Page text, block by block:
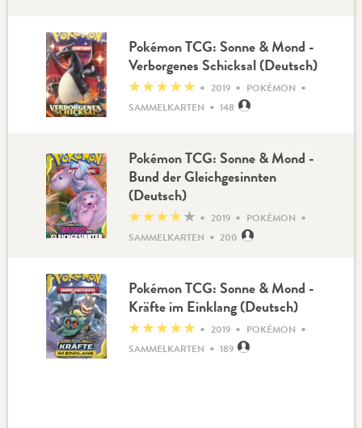
Pokémon TCG: Sonne & Mond -
Verborgenes Schicksal (Deutsch)
★★★★★ • 2019 • POKÉMON •
SAMMELKARTEN • 148
Pokémon TCG: Sonne & Mond -
Bund der Gleichgesinnten
(Deutsch)
★★★★★ • 2019 • POKÉMON •
SAMMELKARTEN • 200
Pokémon TCG: Sonne & Mond -
Kräfte im Einklang (Deutsch)
★★★★★ • 2019 • POKÉMON •
SAMMELKARTEN • 189